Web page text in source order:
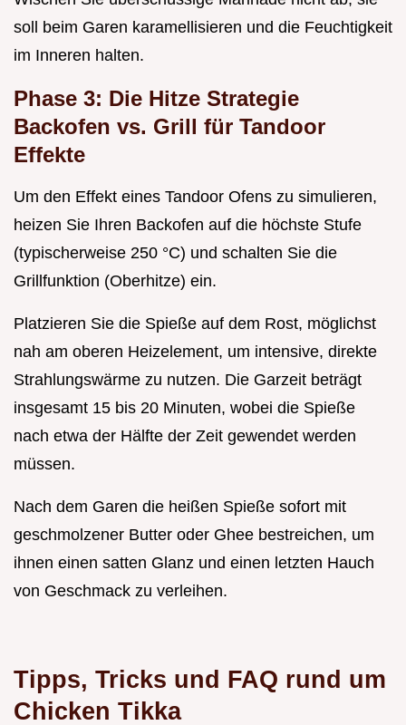
soll beim Garen karamellisieren und die Feuchtigkeit
im Inneren halten.
Phase 3: Die Hitze Strategie
Backofen vs. Grill für Tandoor
Effekte
Um den Effekt eines Tandoor Ofens zu simulieren,
heizen Sie Ihren Backofen auf die höchste Stufe
(typischerweise 250 °C) und schalten Sie die
Grillfunktion (Oberhitze) ein.
Platzieren Sie die Spieße auf dem Rost, möglichst
nah am oberen Heizelement, um intensive, direkte
Strahlungswärme zu nutzen. Die Garzeit beträgt
insgesamt 15 bis 20 Minuten, wobei die Spieße
nach etwa der Hälfte der Zeit gewendet werden
müssen.
Nach dem Garen die heißen Spieße sofort mit
geschmolzener Butter oder Ghee bestreichen, um
ihnen einen satten Glanz und einen letzten Hauch
von Geschmack zu verleihen.
Tipps, Tricks und FAQ rund um
Chicken Tikka